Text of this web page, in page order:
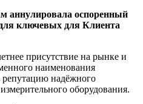
аннулировала оспоренный
ключевых для Клиента
присутствие на рынке и
наименования
репутацию надёжного
оборудования.